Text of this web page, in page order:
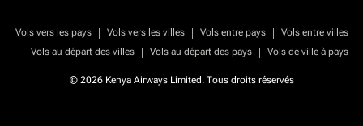
Vols vers les pays | Vols vers les villes | Vols entre pays |
Vols entre villes
|
Vols au départ des villes | Vols au départ des pays | Vols de ville à pays
© 2026 Kenya Airways Limited. Tous droits réservés